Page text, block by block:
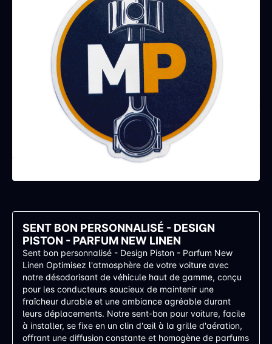
SENT BON PERSONNALISÉ - DESIGN
PISTON - PARFUM NEW LINEN
Sent bon personnalisé - Design Piston - Parfum New
Linen Optimisez l'atmosphère de votre voiture avec
notre désodorisant de véhicule haut de gamme, conçu
pour les conducteurs soucieux de maintenir une
fraîcheur durable et une ambiance agréable durant
leurs déplacements. Notre sent-bon pour voiture, facile
à installer, se fixe en un clin d'œil à la grille d'aération,
offrant une diffusion constante et homogène de parfums